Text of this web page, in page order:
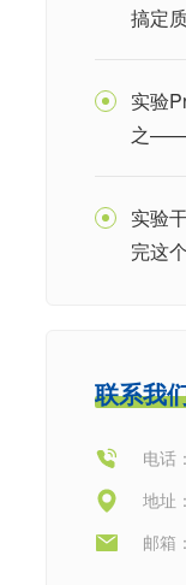
搞定
实验
之——
实验
完这
联系我
电话
地址
邮箱：